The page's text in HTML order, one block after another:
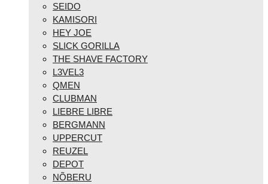
SEIDO
KAMISORI
HEY JOE
SLICK GORILLA
THE SHAVE FACTORY
L3VEL3
QMEN
CLUBMAN
LIEBRE LIBRE
BERGMANN
UPPERCUT
REUZEL
DEPOT
NÕBERU